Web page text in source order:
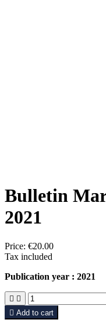
Bulletin
2021
Price: €20.00
Tax included
Publication year : 2021
 
 Add to cart